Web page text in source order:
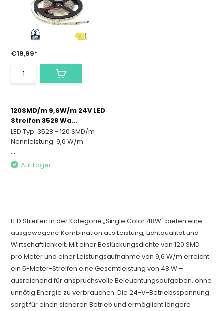
€19,99*
120SMD/m 9,6W/m 24V LED
Streifen 3528 Wa...
LED Typ: 3528 - 120 SMD/m
Nennleistung: 9,6 W/m
...
Auf Lager
LED Streifen in der Kategorie „Single Color 48W" bieten eine
ausgewogene Kombination aus Leistung, Lichtqualität und
Wirtschaftlichkeit. Mit einer Bestückungsdichte von 120 SMD
pro Meter und einer Leistungsaufnahme von 9,6 W/m erreicht
ein 5-Meter-Streifen eine Gesamtleistung von 48 W –
ausreichend für anspruchsvolle Beleuchtungsaufgaben, ohne
unnötig Energie zu verbrauchen. Die 24-V-Betriebsspannung
sorgt für einen sicheren Betrieb und ermöglicht längere